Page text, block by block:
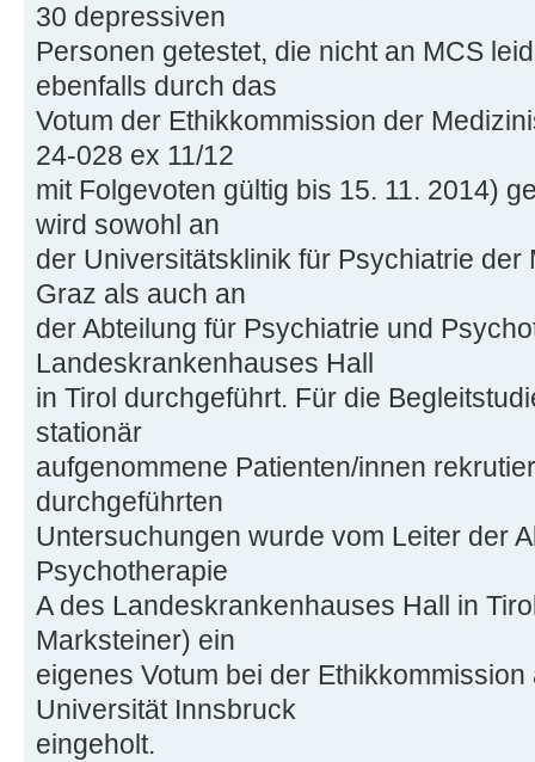
30 depressiven
Personen getestet, die nicht an MCS
ebenfalls durch das
Votum der Ethikkommission der
24-028 ex 11/12
mit Folgevoten gültig bis 15. 11. 2014)
wird sowohl an
der Universitätsklinik für Psychiatrie
Graz als auch an
der Abteilung für Psychiatrie und
Landeskrankenhauses Hall
in Tirol durchgeführt. Für die
stationär
aufgenommene Patienten/innen
durchgeführten
Untersuchungen wurde vom Leiter der
Psychotherapie
A des Landeskrankenhauses Hall in
Marksteiner) ein
eigenes Votum bei der
Universität Innsbruck
eingeholt.